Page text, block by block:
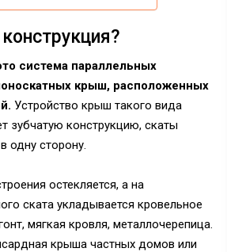
система параллельных
крыш, расположенных
Устройство крыш такого вида
зубчатую конструкцию, скаты
одну сторону.
остекляется, а на
ската укладывается кровельное
мягкая кровля, металлочерепица.
крыша частных домов или